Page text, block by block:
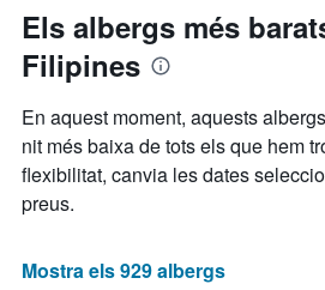
eix
Y
que
mostra
el
preu
mitjà
d'una
habitació
s'acosta
la
data
de
El
gràfic
té
1
eix
que
Els albergs més
Filipines
En aquest moment, aquests
nit més baixa de tots els que hem
flexibilitat, canvia les dates
preus.
Mostra els 929 albergs